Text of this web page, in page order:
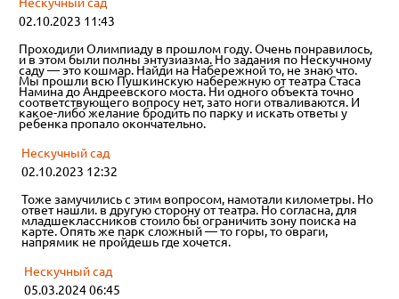
02.10.2023 11:43
Проходили Олимпиаду в прошлом году. Очень понравилось,
и в этом были полны энтузиазма. Но задания по Нескучному
саду — это кошмар. Найди на Набережной то, не знаю что.
Мы прошли всю Пушкинскую набережную от театра Стаса
Намина до Андреевского моста. Ни одного объекта точно
соответствующего вопросу нет, зато ноги отваливаются. И
какое-либо желание бродить по парку и искать ответы у
ребенка пропало окончательно.
Нескучный сад
02.10.2023 12:32
Тоже замучились с этим вопросом, намотали километры. Но
ответ нашли. в другую сторону от театра. Но согласна, для
младшеклассников стоило бы ограничить зону поиска на
карте. Опять же парк сложный — то горы, то овраги,
напрямик не пройдешь где хочется.
Нескучный сад
05.03.2024 06:45